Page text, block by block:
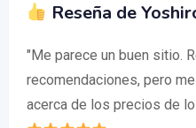
Reseña de
"Me parece un buen sitio.
recomendaciones, pero
acerca de los precios de